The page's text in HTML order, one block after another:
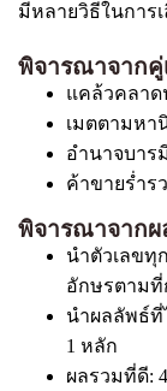
มีหลายวิธีในการ
พิจารณาจากคู่
แคล้วคลาดป
เมตตามหานิ
อำนาจบารมี
ค้าขายร่ำรว
พิจารณาจากผ
นำตัวเลขทุ
อักษรตามที่
นำผลลัพธ์ที่
1 หลัก
ผลรวมที่ดี: 4,